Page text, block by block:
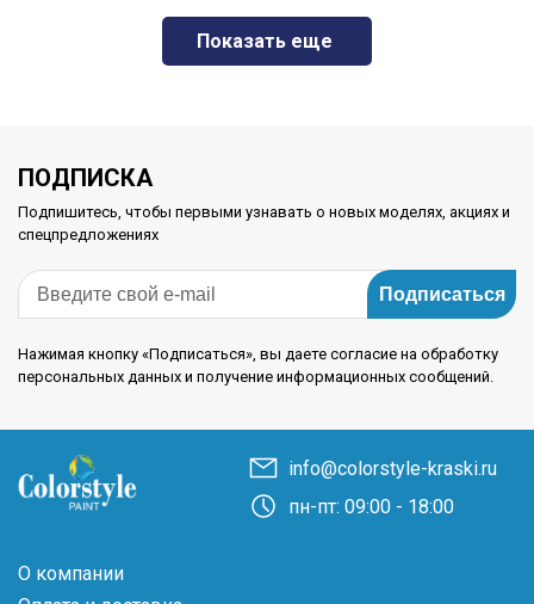
Показать еще
ПОДПИСКА
Подпишитесь, чтобы первыми узнавать о новых моделях, акциях и
спецпредложениях
Подписаться
Нажимая кнопку «Подписаться», вы даете согласие на обработку
персональных данных и получение информационных сообщений.
О компании
info@colorstyle-kraski.ru
пн-пт: 09:00 - 18:00